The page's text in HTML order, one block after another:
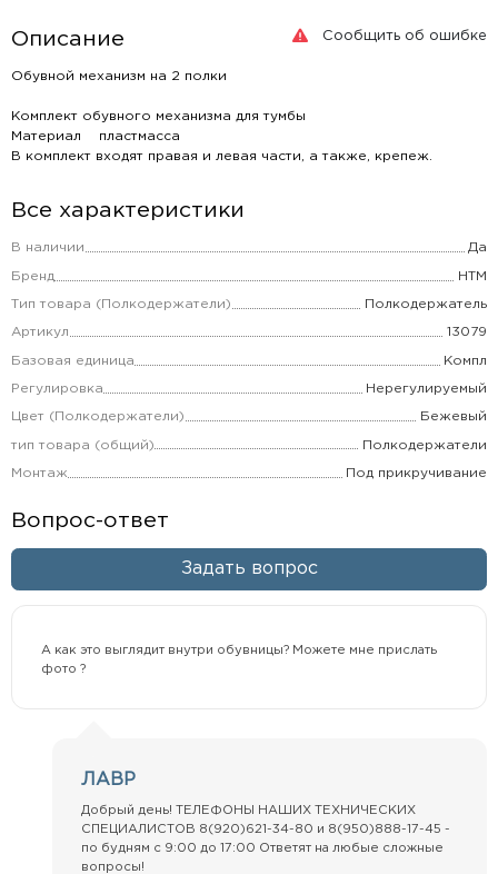
Сообщить об ошибке
Описание
Обувной механизм на 2 полки
Комплект обувного механизма для тумбы
Материал пластмасса
В комплект входят правая и левая части, а также, крепеж.
Все характеристики
В наличии Да
Бренд НТМ
Тип товара (Полкодержатели) Полкодержатель
Артикул 13079
Базовая единица Компл
Регулировка Нерегулируемый
Цвет (Полкодержатели) Бежевый
тип товара (общий) Полкодержатели
Монтаж Под прикручивание
Вопрос-ответ
Задать вопрос
А как это выглядит внутри обувницы? Можете мне прислать
фото ?
ЛАВР
Добрый день! ТЕЛЕФОНЫ НАШИХ ТЕХНИЧЕСКИХ
СПЕЦИАЛИСТОВ 8(920)621-34-80 и 8(950)888-17-45 -
по будням с 9:00 до 17:00 Ответят на любые сложные
вопросы!